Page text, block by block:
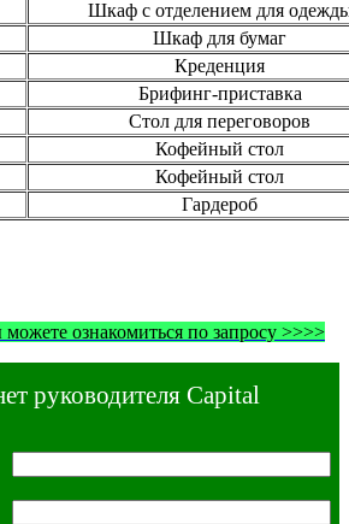
Шкаф с отделением для
Шкаф для бумаг
Креденция
Брифинг-приставка
Стол для переговоров
Кофейный стол
Кофейный стол
Гардероб
ознакомиться по запросу >>>>
руководителя Capital